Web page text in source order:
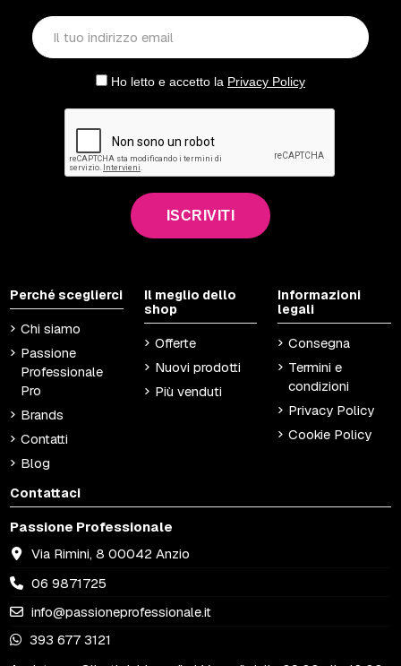
Ho letto e accetto la Privacy Policy
ISCRIVITI
Perché sceglierci
Chi siamo
Passione
Professionale
Pro
Brands
Contatti
Blog
Il meglio dello
shop
Offerte
Nuovi prodotti
Più venduti
Informazioni
legali
Consegna
Termini e
condizioni
Privacy Policy
Cookie Policy
Contattaci
Passione Professionale
Via Rimini, 8 00042 Anzio
06 9871725
info@passioneprofessionale.it
393 677 3121